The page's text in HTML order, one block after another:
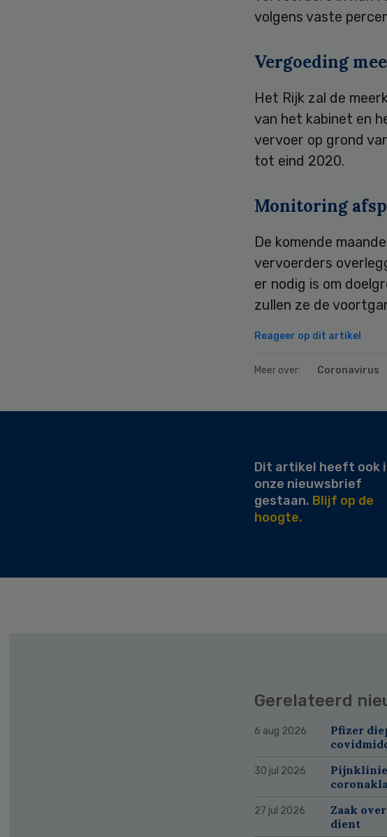
volgens vaste
Vergoeding
Het Rijk zal de
van het kabinet en
vervoer op grond
tot eind 2020.
Monitoring
De komende
vervoerders
er nodig is om
zullen ze de
Reageer op dit artikel
Meer over: Coronavirus
Dit artikel heeft ook
onze nieuwsbrief
gestaan. Blijf op de
hoogte.
Gerelateerd
6 aug 2026
Pfizer
30 jul 2026
27 jul 2026
Zaak
dient